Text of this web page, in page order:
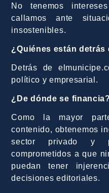
No tenemos
callamos ante
insostenibles.
¿Quiénes están detrás
Detrás de
político y empresarial.
¿De dónde se financia?
Como la mayor
contenido, obtenemos
sector privado y
comprometidos a que
puedan tener
decisiones editoriales.